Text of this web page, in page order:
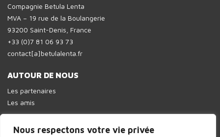
Nous respectons votre vie privée
Compagnie Betula Lenta
MVA – 19 rue de la Boulangerie
93200 Saint-Denis, France
+33 (0)7 81 06 93 73
contact[a]betulalenta.fr
AUTOUR DE NOUS
Les partenaires
Les amis